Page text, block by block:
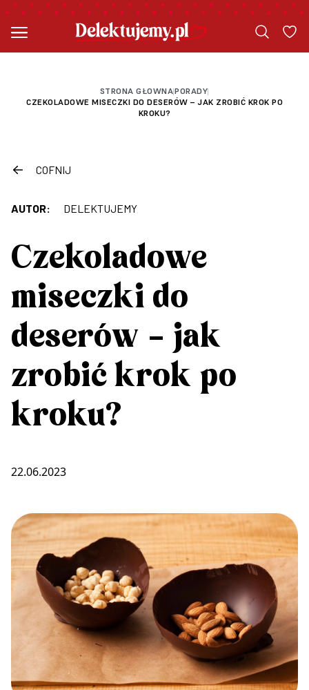
STRONA GŁOWNA|PORADY|
CZEKOLADOWE MISECZKI DO DESERÓW – JAK ZROBIĆ KROK PO
KROKU?
COFNIJ
AUTOR: DELEKTUJEMY
Czekoladowe
miseczki do
deserów – jak
zrobić krok po
kroku?
22.06.2023